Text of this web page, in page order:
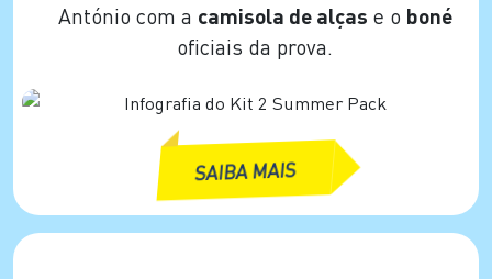
António com a camisola de alças e o boné
oficiais da prova.
SAIBA MAIS